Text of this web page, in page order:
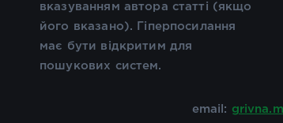
вказуванням автора статті (якщо
його вказано). Гіперпосилання
має бути відкритим для
пошукових систем.
email: